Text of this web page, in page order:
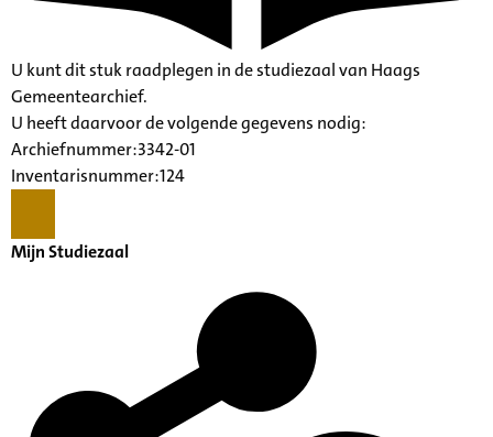
U kunt dit stuk raadplegen in de studiezaal van Haags
Gemeentearchief.
U heeft daarvoor de volgende gegevens nodig:
Archiefnummer:3342-01
Inventarisnummer:124
Mijn Studiezaal